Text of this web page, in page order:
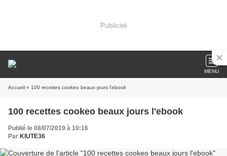
Publicité
MENU
Accueil » 100 recettes cookeo beaux jours l'ebook
100 recettes cookeo beaux jours l'ebook
Publié le 08/07/2019 à 10:16
Par KIUTE36